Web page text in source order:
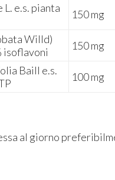
e.s. pianta
150 mg
WiIId)
isoflavoni
150 mg
Baill e.s.
100 mg
al giorno